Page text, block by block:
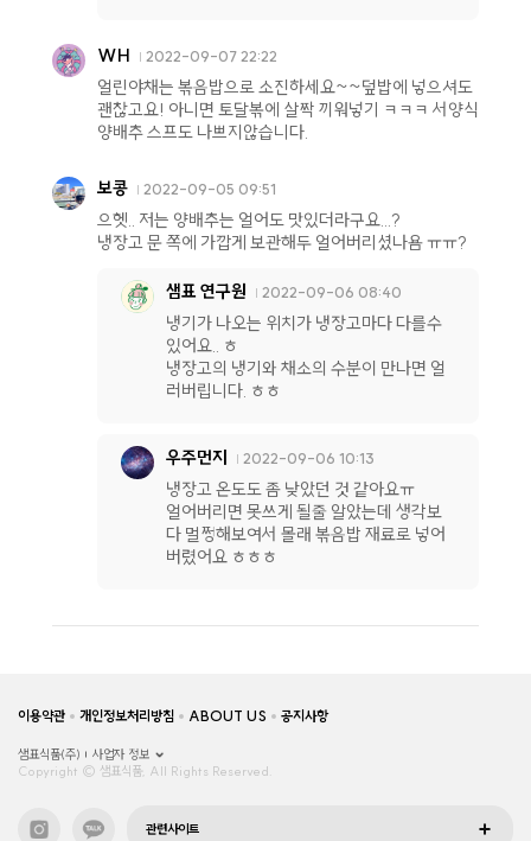
WH 2022-09-07 22:22
얼린야채는 볶음밥으로 소진하세요~~덮밥에 넣으셔도
괜찮고요! 아니면 토달볶에 살짝 끼워넣기 ㅋㅋㅋ 서양식
양배추 스프도 나쁘지않습니다.
보콩 2022-09-05 09:51
으헷.. 저는 양배추는 얼어도 맛있더라구요...?
냉장고 문 쪽에 가깝게 보관해두 얼어버리셨나욤 ㅠㅠ?
샘표 연구원 2022-09-06 08:40
냉기가 나오는 위치가 냉장고마다 다를수
있어요.. ㅎ
냉장고의 냉기와 채소의 수분이 만나면 얼
러버립니다. ㅎㅎ
우주먼지 2022-09-06 10:13
냉장고 온도도 좀 낮았던 것 같아요ㅠ
얼어버리면 못쓰게 될줄 알았는데 생각보
다 멀쩡해보여서 몰래 볶음밥 재료로 넣어
버렸어요 ㅎㅎㅎ
이용약관 개인정보처리방침 ABOUT US 공지사항
샘표식품(주)
사업자 정보
Copyright © 샘표식품, All Rights Reserved.
관련사이트